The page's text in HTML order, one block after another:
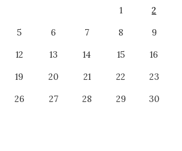
1
2
5 6 7 8
9
12 13 14 15
16
19 20 21 22
23
26 27 28 29
30